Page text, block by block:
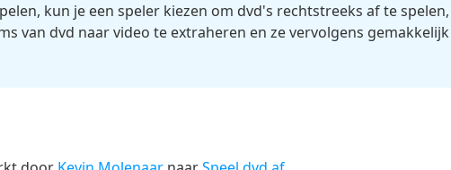
kun je een speler kiezen om dvd's rechtstreeks af te
van dvd naar video te extraheren en ze vervolgens